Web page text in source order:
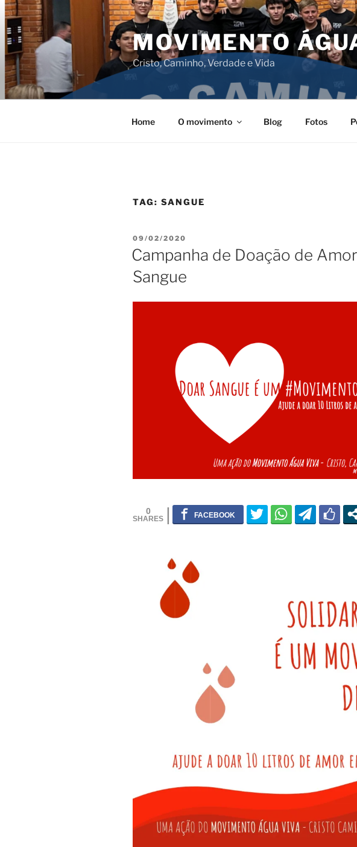
Pular
para
conteúdo
MOVIMENTO
Cristo, Caminho, Verdade e Vida
Home O movimento Blog Fotos
TAG: SANGUE
PUBLICADO
EM
09/02/2020
Campanha de Doação de
Sangue
0